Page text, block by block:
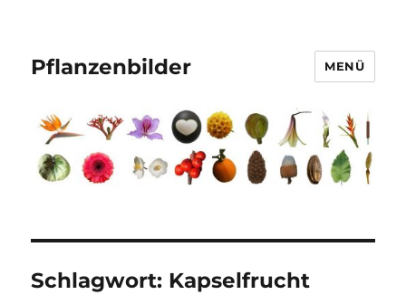
Pflanzenbilder MENÜ
Schlagwort: Kapselfrucht